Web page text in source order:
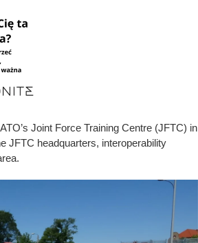
Joint Force Training Centre (JFTC) in
JFTC headquarters, interoperability